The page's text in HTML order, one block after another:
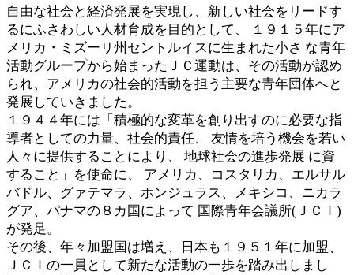
自由な社会と経済発展を実現し、新しい社会をリードす
るにふさわしい人材育成を目的として、 １９１５年にア
メリカ・ミズーリ州セントルイスに生まれた小さ な青年
活動グループから始まったＪＣ運動は、その活動が認め
られ、アメリカの社会的活動を担う主要な青年団体へと
発展していきました。
１９４４年には「積極的な変革を創り出すのに必要な指
導者としての力量、社会的責任、 友情を培う機会を若い
人々に提供することにより、 地球社会の進歩発展 に資
すること」を使命に、 アメリカ、コスタリカ、エルサル
バドル、グァテマラ、ホンジュラス、メキシコ、ニカラ
グア、パナマの８カ国によって 国際青年会議所(ＪＣＩ)
が発足。
その後、年々加盟国は増え、日本も１９５１年に加盟、
ＪＣＩの一員として新たな活動の一歩を踏み出しまし